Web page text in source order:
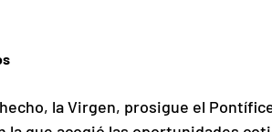
la Virgen, prosigue el